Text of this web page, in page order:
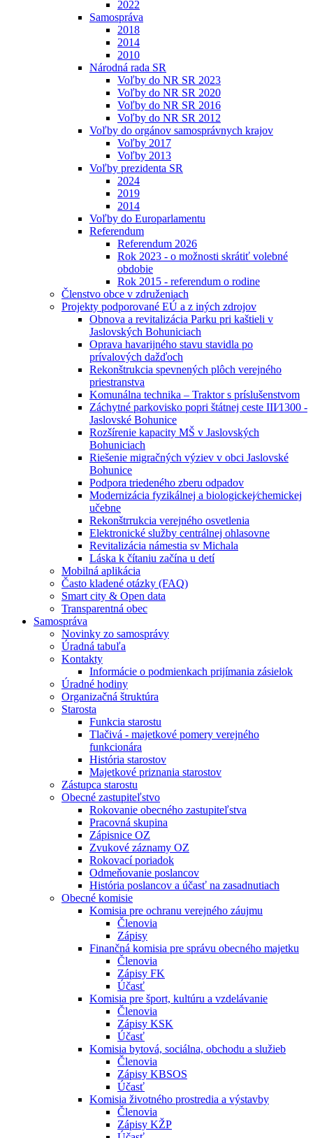
2022
Samospráva
2018
2014
2010
Národná rada SR
Voľby do NR SR 2023
Voľby do NR SR 2020
Voľby do NR SR 2016
Voľby do NR SR 2012
Voľby do orgánov samosprávnych krajov
Voľby 2017
Voľby 2013
Voľby prezidenta SR
2024
2019
2014
Voľby do Europarlamentu
Referendum
Referendum 2026
Rok 2023 - o možnosti skrátiť volebné
obdobie
Rok 2015 - referendum o rodine
Členstvo obce v združeniach
Projekty podporované EÚ a z iných zdrojov
Obnova a revitalizácia Parku pri kaštieli v
Jaslovských Bohuniciach
Oprava havarijného stavu stavidla po
prívalových dažďoch
Rekonštrukcia spevnených plôch verejného
priestranstva
Komunálna technika – Traktor s príslušenstvom
Záchytné parkovisko popri štátnej ceste III⁄1300 -
Jaslovské Bohunice
Rozšírenie kapacity MŠ v Jaslovských
Bohuniciach
Riešenie migračných výziev v obci Jaslovské
Bohunice
Podpora triedeného zberu odpadov
Modernizácia fyzikálnej a biologickej⁄chemickej
učebne
Rekonštrrukcia verejného osvetlenia
Elektronické služby centrálnej ohlasovne
Revitalizácia námestia sv Michala
Láska k čítaniu začína u detí
Mobilná aplikácia
Často kladené otázky (FAQ)
Smart city & Open data
Transparentná obec
Samospráva
Novinky zo samosprávy
Úradná tabuľa
Kontakty
Informácie o podmienkach prijímania zásielok
Úradné hodiny
Organizačná štruktúra
Starosta
Funkcia starostu
Tlačivá - majetkové pomery verejného
funkcionára
História starostov
Majetkové priznania starostov
Zástupca starostu
Obecné zastupiteľstvo
Rokovanie obecného zastupiteľstva
Pracovná skupina
Zápisnice OZ
Zvukové záznamy OZ
Rokovací poriadok
Odmeňovanie poslancov
História poslancov a účasť na zasadnutiach
Obecné komisie
Komisia pre ochranu verejného záujmu
Členovia
Zápisy
Finančná komisia pre správu obecného majetku
Členovia
Zápisy FK
Účasť
Komisia pre šport, kultúru a vzdelávanie
Členovia
Zápisy KSK
Účasť
Komisia bytová, sociálna, obchodu a služieb
Členovia
Zápisy KBSOS
Účasť
Komisia životného prostredia a výstavby
Členovia
Zápisy KŽP